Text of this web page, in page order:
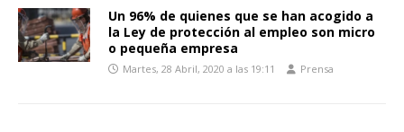
Un 96% de quienes que se han acogido a
la Ley de protección al empleo son micro
o pequeña empresa
Martes, 28 Abril, 2020 a las 19:11 Prensa